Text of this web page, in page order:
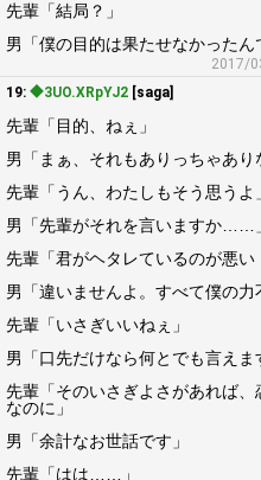
先輩「結局？」
男「僕の目的は果たせなかったん
2017/
19: ◆3UO.XRpYJ2 [saga]
先輩「目的、ねぇ」
男「まぁ、それもありっちゃあり
先輩「うん、わたしもそう思うよ」
男「先輩がそれを言いますか……」
先輩「君がヘタレているのが悪
男「違いませんよ。すべて僕の力
先輩「いさぎいいねぇ」
男「口先だけなら何とでも言えま
先輩「そのいさぎよさがあれば
なのに」
男「余計なお世話です」
先輩「はは……」